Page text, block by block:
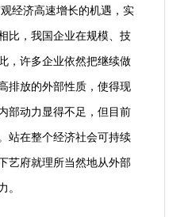
经济高速增长的机遇，实
比，我国企业在规模、技
，许多企业依然把继续做
排放的外部性质，使得现
部动力显得不足，但目前
站在整个经济社会可持续
艺府就理所当然地从外部
。